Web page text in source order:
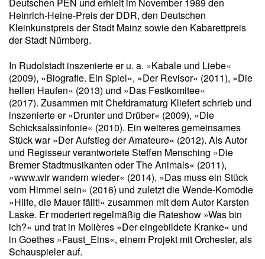
Deutschen PEN und erhielt im November 1989 den
Heinrich-Heine-Preis der DDR, den Deutschen
Kleinkunstpreis der Stadt Mainz sowie den Kabarettpreis
der Stadt Nürnberg.
In Rudolstadt inszenierte er u. a. »Kabale und Liebe«
(2009), »Biografie. Ein Spiel«, »Der Revisor« (2011), »Die
hellen Haufen« (2013) und »Das Festkomitee«
(2017). Zusammen mit Chefdramaturg Kliefert schrieb und
inszenierte er »Drunter und Drüber« (2009), »Die
Schicksalssinfonie« (2010). Ein weiteres gemeinsames
Stück war »Der Aufstieg der Amateure« (2012). Als Autor
und Regisseur verantwortete Steffen Mensching »Die
Bremer Stadtmusikanten oder The Animals« (2011),
»www.wir wandern wieder« (2014), »Das muss ein Stück
vom Himmel sein« (2016) und zuletzt die Wende-Komödie
»Hilfe, die Mauer fällt!« zusammen mit dem Autor Karsten
Laske. Er moderiert regelmäßig die Rateshow »Was bin
ich?« und trat in Molières »Der eingebildete Kranke« und
in Goethes »Faust_Eins«, einem Projekt mit Orchester, als
Schauspieler auf.